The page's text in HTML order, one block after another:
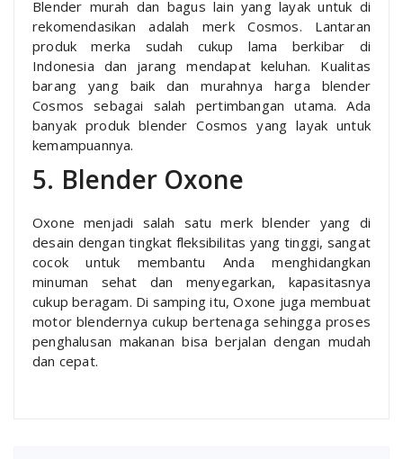
Blender murah dan bagus lain yang layak untuk di
rekomendasikan adalah merk Cosmos. Lantaran
produk merka sudah cukup lama berkibar di
Indonesia dan jarang mendapat keluhan. Kualitas
barang yang baik dan murahnya harga blender
Cosmos sebagai salah pertimbangan utama. Ada
banyak produk blender Cosmos yang layak untuk
kemampuannya.
5. Blender Oxone
Oxone menjadi salah satu merk blender yang di
desain dengan tingkat fleksibilitas yang tinggi, sangat
cocok untuk membantu Anda menghidangkan
minuman sehat dan menyegarkan, kapasitasnya
cukup beragam. Di samping itu, Oxone juga membuat
motor blendernya cukup bertenaga sehingga proses
penghalusan makanan bisa berjalan dengan mudah
dan cepat.